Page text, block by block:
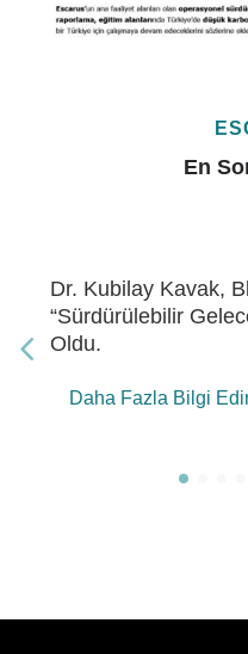
En
Dr. Kubilay
Enerji”